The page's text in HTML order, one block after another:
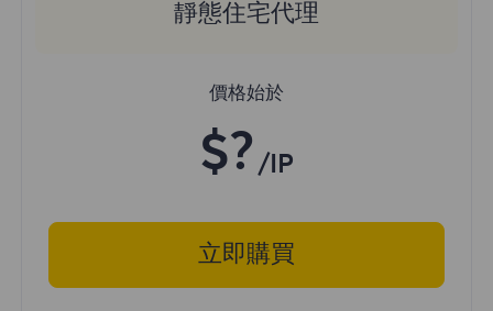
靜態住宅代理
價格始於
$? /IP
立即購買